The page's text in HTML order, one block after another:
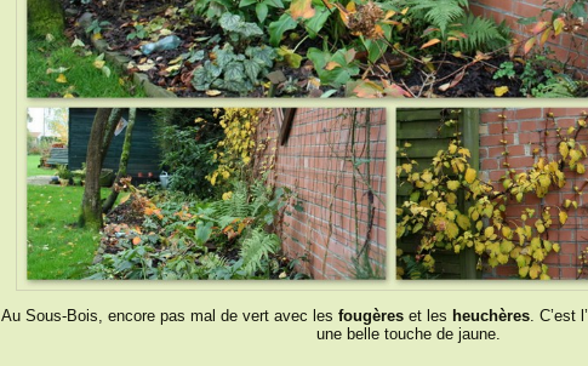
Au Sous-Bois, encore pas mal de vert avec les fougèreset les heuchères. C’est l’
une belle touche de jaune.